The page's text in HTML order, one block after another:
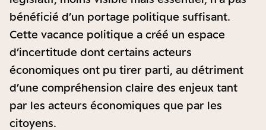
bénéficié d’un portage politique suffisant.
Cette vacance politique a créé un espace
d’incertitude dont certains acteurs
économiques ont pu tirer parti, au détriment
d’une compréhension claire des enjeux tant
par les acteurs économiques que par les
citoyens.